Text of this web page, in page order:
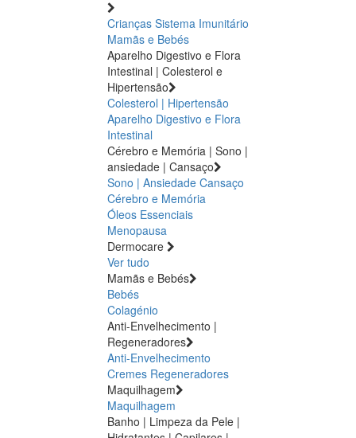
Crianças Sistema Imunitário
Mamãs e Bebés
Aparelho Digestivo e Flora
Intestinal | Colesterol e
Hipertensão
Colesterol | Hipertensão
Aparelho Digestivo e Flora
Intestinal
Cérebro e Memória | Sono |
ansiedade | Cansaço
Sono | Ansiedade Cansaço
Cérebro e Memória
Óleos Essenciais
Menopausa
Dermocare
Ver tudo
Mamãs e Bebés
Bebés
Colagénio
Anti-Envelhecimento |
Regeneradores
Anti-Envelhecimento
Cremes Regeneradores
Maquilhagem
Maquilhagem
Banho | Limpeza da Pele |